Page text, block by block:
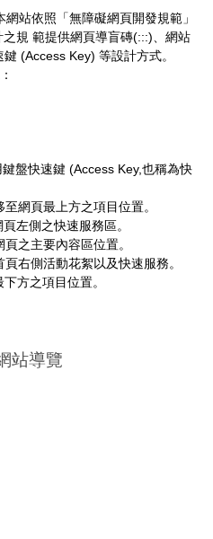
站依照「無障礙網頁開發規範」
規 範提供網頁導盲磚(:::)、網站
(Access Key) 等設計方式。
盤快速鍵 (Access Key,也稱為快
網頁最上方之項目位置。
左側之快速服務區。
之主要內容區位置。
右側活動花絮以及快速服務。
方之項目位置。
站導覽